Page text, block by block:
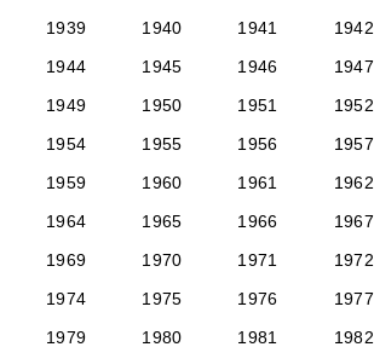
1939
1940 1941 1942
1944
1945 1946 1947
1949
1950 1951 1952
1954
1955 1956 1957
1959
1960 1961 1962
1964
1965 1966 1967
1969
1970 1971 1972
1974
1975 1976 1977
1979
1980 1981 1982